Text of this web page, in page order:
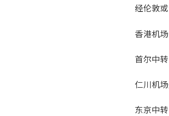
经伦敦
香港机
首尔中
仁川机
东京中